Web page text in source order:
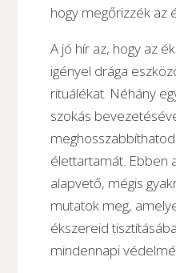
hogy megőrizzék az
A jó hír az, hogy az
igényel drága
rituálékat. Néhány
szokás
élettartamát. Ebben
alapvető, mégis
mutatok meg,
ékszereid
mindennapi